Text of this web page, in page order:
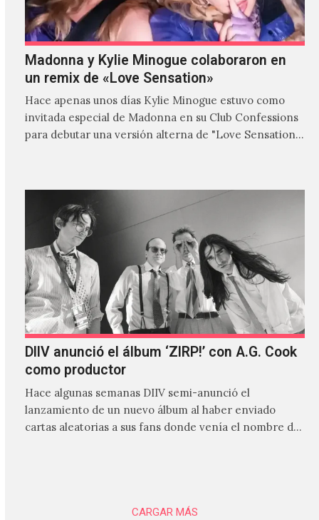
Madonna y Kylie Minogue colaboraron en
un remix de «Love Sensation»
Hace apenas unos días Kylie Minogue estuvo como
invitada especial de Madonna en su Club Confessions
para debutar una versión alterna de "Love Sensation",
DIIV anunció el álbum ‘ZIRP!’ con A.G. Cook
como productor
Hace algunas semanas DIIV semi-anunció el
lanzamiento de un nuevo álbum al haber enviado
cartas aleatorias a sus fans donde venía el nombre de
CARGAR MÁS